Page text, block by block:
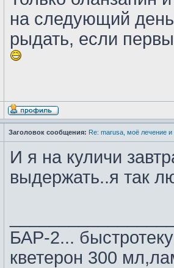
на следующий
рыдать, если
Заголовок сообщения: Re: marusa, моё лечение и
И я на куличи
выдержать..я так
БАР-2...
кветерон 300